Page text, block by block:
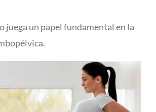
juega un papel fundamental en la